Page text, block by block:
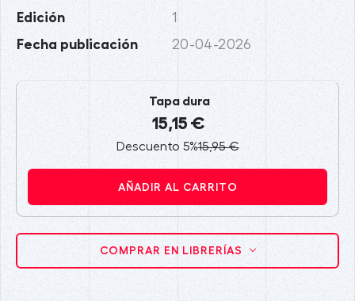
Edición 1
Fecha publicación 20-04-2026
Tapa dura
15,15 €
Descuento 5%15,95 €
AÑADIR AL CARRITO
COMPRAR EN LIBRERÍAS